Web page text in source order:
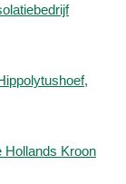
Hollands Kroon